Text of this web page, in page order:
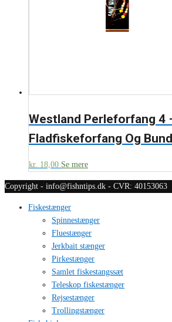
Westland Perleforfang 4
Fladfiskeforfang Og
kr. 18,00 Se mere
Copyright - info@fishntips.dk - CVR: 40153063
Fiskestænger
Spinnestænger
Fluestænger
Jerkbait stænger
Pirkestænger
Samlet fiskestangssæt
Teleskop fiskestænger
Rejsestænger
Trollingstænger